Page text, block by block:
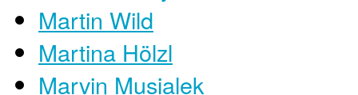
Martin Wild
Martina Hölzl
Marvin Musialek